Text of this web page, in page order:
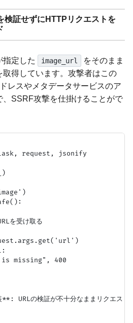
検証せずにHTTPリクエストを
指定した image_url
をそのまま
得しています。攻撃者はこの
レスやメタデータサービスのア
、SSRF攻撃を仕掛けることがで
request, jsonify
を受け取る
missing", 400
URLの検証が不十分なままリクエスト